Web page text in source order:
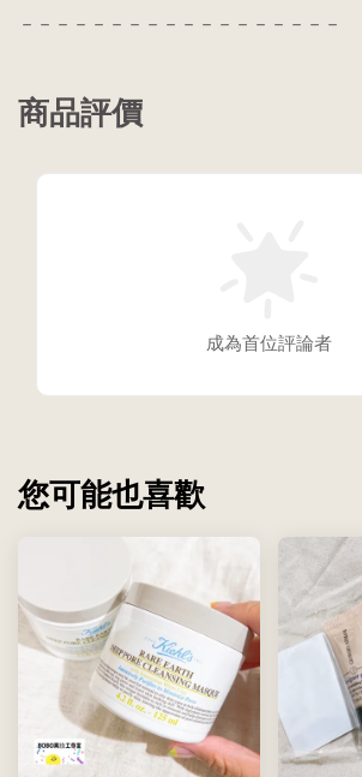
－－－－－－－－－－－－－－－－－－
商品評價
成為首位評論者
您可能也喜歡